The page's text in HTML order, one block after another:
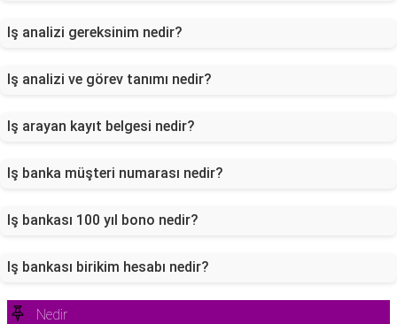
Iş analizi gereksinim nedir?
Iş analizi ve görev tanımı nedir?
Iş arayan kayıt belgesi nedir?
Iş banka müşteri numarası nedir?
Iş bankası 100 yıl bono nedir?
Iş bankası birikim hesabı nedir?
Nedir